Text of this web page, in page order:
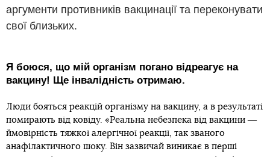
аргументи противників вакцинації та переконувати
свої близьких.
Я боюся, що мій організм погано відреагує на
вакцину! Ще інвалідність отримаю.
Люди бояться реакцій організму на вакцину, а в результаті
помирають від ковіду. «Реальна небезпека від вакцини ―
ймовірність тяжкої алергічної реакції, так званого
анафілактичного шоку. Він зазвичай виникає в перші